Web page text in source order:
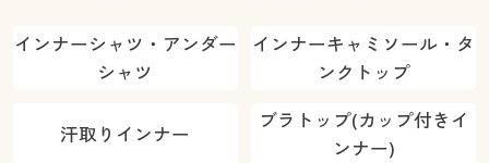
インナーシャツ・アンダー
シャツ
インナーキャミソール・タ
ンクトップ
汗取りインナー
ブラトップ(カップ付きイ
ンナー)